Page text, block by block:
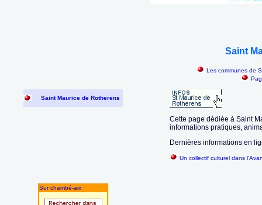
Saint
Les communes de
Saint Maurice de Rotherens
Sur chambé-aix
Cette page dédiée à Saint
informations pratiques,
Dernières informations en
Un collectif culturel dans